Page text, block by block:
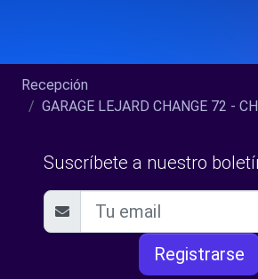
Recepción
GARAGE LEJARD CHANGE 72 -
Suscríbete a nuestro
Registrarse